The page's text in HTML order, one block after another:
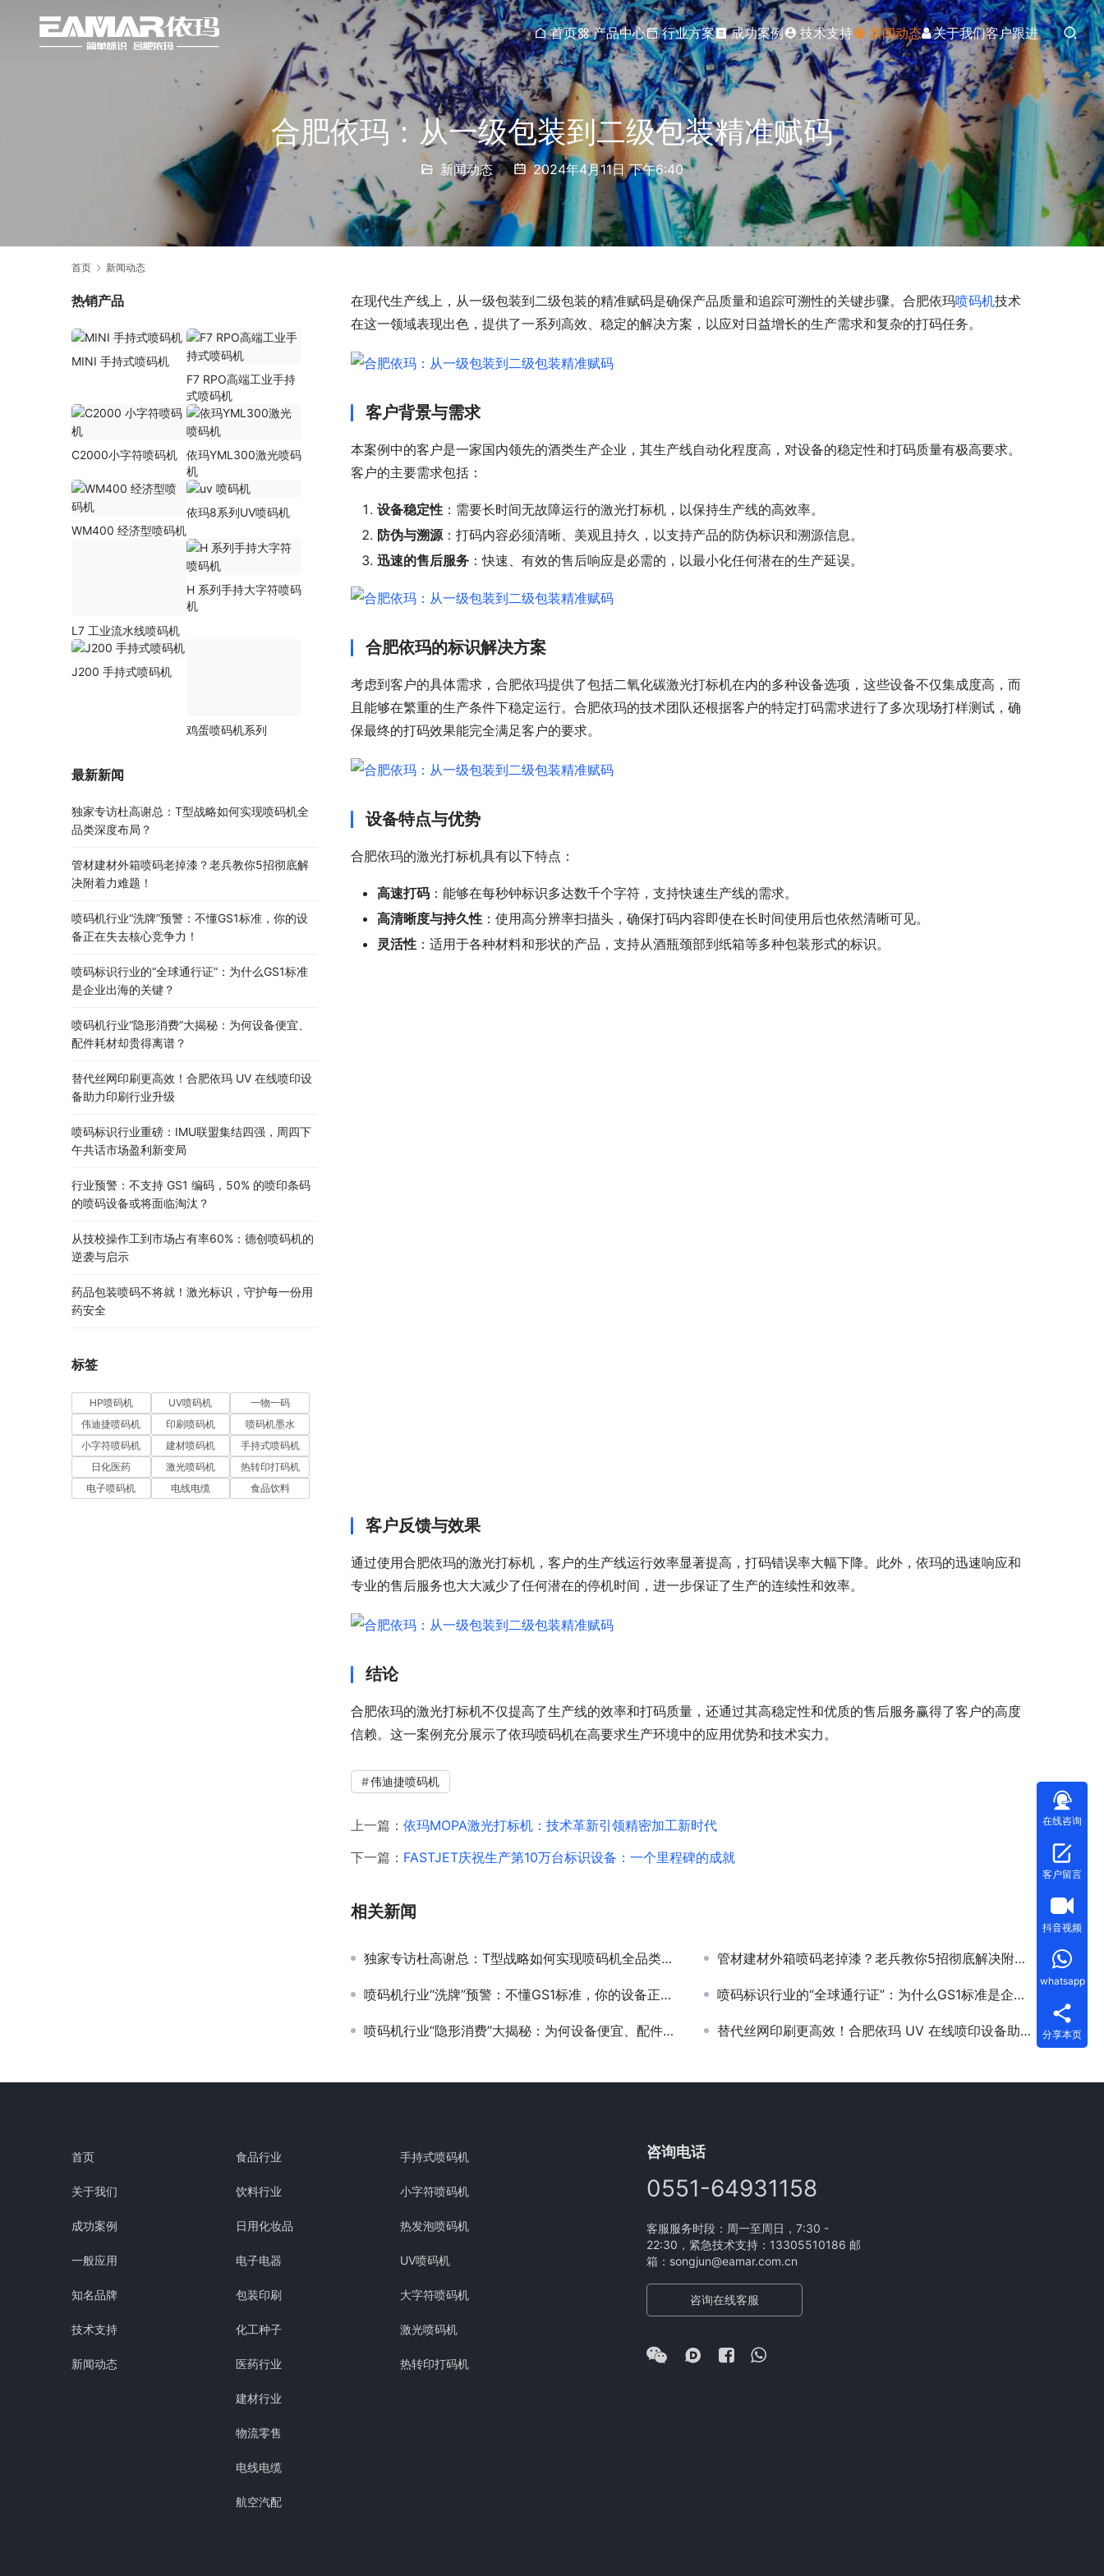
首页 产品中心 行业方案 成功案例 技术支持 新闻动态 关于我们客户跟进
合肥依玛：从一级包装到二级包装精准赋码
新闻动态 2024年4月11日 下午6:40
首页 新闻动态
在现代生产线上，从一级包装到二级包装的精准赋码是确保产品质量和追踪可溯性的关键步骤。合肥依玛喷码机技术
在这一领域表现出色，提供了一系列高效、稳定的解决方案，以应对日益增长的生产需求和复杂的打码任务。
客户背景与需求
本案例中的客户是一家国内领先的酒类生产企业，其生产线自动化程度高，对设备的稳定性和打码质量有极高要求。
客户的主要需求包括：
设备稳定性 ：需要长时间无故障运行的激光打标机，以保持生产线的高效率。
防伪与溯源：打码内容必须清晰、美观且持久，以支持产品的防伪标识和溯源信息。
迅速的售后服务 ：快速、有效的售后响应是必需的，以最小化任何潜在的生产延误。
合肥依玛的标识解决方案
考虑到客户的具体需求，合肥依玛提供了包括二氧化碳激光打标机在内的多种设备选项，这些设备不仅集成度高，而
且能够在繁重的生产条件下稳定运行。合肥依玛的技术团队还根据客户的特定打码需求进行了多次现场打样测试，确
保最终的打码效果能完全满足客户的要求。
设备特点与优势
合肥依玛的激光打标机具有以下特点：
高速打码 ：能够在每秒钟标识多达数千个字符，支持快速生产线的需求。
高清晰度与持久性 ：使用高分辨率扫描头，确保打码内容即使在长时间使用后也依然清晰可见。
灵活性 ：适用于各种材料和形状的产品，支持从酒瓶颈部到纸箱等多种包装形式的标识。
客户反馈与效果
通过使用合肥依玛的激光打标机，客户的生产线运行效率显著提高，打码错误率大幅下降。此外，依玛的迅速响应和
专业的售后服务也大大减少了任何潜在的停机时间，进一步保证了生产的连续性和效率。
结论
合肥依玛的激光打标机不仅提高了生产线的效率和打码质量，还通过其高稳定性和优质的售后服务赢得了客户的高度
信赖。这一案例充分展示了依玛喷码机在高要求生产环境中的应用优势和技术实力。
伟迪捷喷码机
上一篇： 依玛MOPA激光打标机：技术革新引领精密加工新时代
下一篇： FASTJET庆祝生产第10万台标识设备：一个里程碑的成就
相关新闻
独家专访杜高谢总：T型战略如何实现喷码机全品类深度布局？ 管材建材外箱喷码老掉漆？老兵教你5招彻底解决附着力难题！
喷码机行业“洗牌”预警：不懂GS1标准，你的设备正在失去核心竞争力！ 喷码标识行业的“全球通行证”：为什么GS1标准是企业出海的关键？
喷码机行业“隐形消费”大揭秘：为何设备便宜、配件耗材却贵得离谱？ 替代丝网印刷更高效！合肥依玛 UV 在线喷印设备助力印刷行业升级
热销产品
MINI 手持式喷码机
F7 RPO高端工业手持
式喷码机
C2000小字符喷码机
依玛YML300激光喷码
机
WM400 经济型喷码机
依玛8系列UV喷码机
L7 工业流水线喷码机
H 系列手持大字符喷码
机
J200 手持式喷码机
鸡蛋喷码机系列
最新新闻
独家专访杜高谢总：T型战略如何实现喷码机全
品类深度布局？
管材建材外箱喷码老掉漆？老兵教你5招彻底解
决附着力难题！
喷码机行业“洗牌”预警：不懂GS1标准，你的设
备正在失去核心竞争力！
喷码标识行业的“全球通行证”：为什么GS1标准
是企业出海的关键？
喷码机行业“隐形消费”大揭秘：为何设备便宜、
配件耗材却贵得离谱？
替代丝网印刷更高效！合肥依玛 UV 在线喷印设
备助力印刷行业升级
喷码标识行业重磅：IMU联盟集结四强，周四下
午共话市场盈利新变局
行业预警：不支持 GS1 编码，50% 的喷印条码
的喷码设备或将面临淘汰？
从技校操作工到市场占有率60%：德创喷码机的
逆袭与启示
药品包装喷码不将就！激光标识，守护每一份用
药安全
标签
HP喷码机 UV喷码机
一物一码
伟迪捷喷码机
印刷喷码机
喷码机墨水
小字符喷码机
建材喷码机
手持式喷码机
日化医药
激光喷码机
热转印打码机
电子喷码机
电线电缆 食品饮料
首页
关于我们
成功案例
一般应用
知名品牌
技术支持
新闻动态
食品行业
饮料行业
日用化妆品
电子电器
包装印刷
化工种子
医药行业
建材行业
物流零售
电线电缆
航空汽配
手持式喷码机
小字符喷码机
热发泡喷码机
UV喷码机
大字符喷码机
激光喷码机
热转印打码机
咨询电话
0551-64931158
客服服务时段：周一至周日，7:30 -
22:30，紧急技术支持：13305510186 邮
箱：songjun@eamar.com.cn
咨询在线客服
在线咨询
客户留言
抖音视频
whatsapp
分享本页